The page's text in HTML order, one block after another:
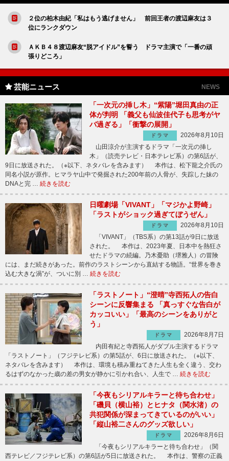
２位の柏木由紀「私はもう逃げません」 前回王者の渡辺麻友は３
位にランクダウン
ＡＫＢ４８渡辺麻友“脱アイドル”を誓う ドラマ主演で「一番の頑
張りどころ」
芸能ニュース NEWS
「一次元の挿し木」“紫陽”堀田真由の正
体が判明 「義父も仙波佳代子も思考がヤ
バ過ぎる」「衝撃の展開」
ドラマ
2026年8月10日
山田涼介が主演するドラマ「一次元の挿し
木」（読売テレビ・日本テレビ系）の第6話が、
9日に放送された。（※以下、ネタバレを含みます） 本作は、松下龍之介氏の
同名小説が原作。ヒマラヤ山中で発掘された200年前の人骨が、失踪した妹の
DNAと完 … 続きを読む
日曜劇場「VIVANT」「マジかよ野崎」
「ラストがショック過ぎてぼうぜん」
ドラマ
2026年8月10日
「VIVANT」（TBS系）の第13話が9日に放送
された。 本作は、2023年夏、日本中を熱狂さ
せたドラマの続編。乃木憂助（堺雅人）の冒険
には、まだ続きがあった。前作のラストシーンから直結する物語。“世界を巻き
込む大きな渦”が、ついに別 … 続きを読む
「ラストノート」“澄晴”寺西拓人の告白
シーンに反響集まる 「真っすぐな告白が
カッコいい」「最高のシーンをありがと
う」
ドラマ
2026年8月7日
内田有紀と寺西拓人がダブル主演するドラマ
「ラストノート」（フジテレビ系）の第5話が、6日に放送された。（※以下、
ネタバレを含みます） 本作は、環境も積み重ねてきた人生も全く違う、交わ
るはずのなかった歳の差の男女が静かに引かれ合い、人生で … 続きを読む
「今夜もシリアルキラーと待ち合わせ」
「磯貝（横山裕）とヒナタ（関水渚）の
共犯関係が深まってきているのがいい」
「縦山裕二さんのグッズ欲しい」
ドラマ
2026年8月6日
「今夜もシリアルキラーと待ち合わせ」（関
西テレビ／フジテレビ系）の第6話が5日に放送された。 本作は、警察の正義